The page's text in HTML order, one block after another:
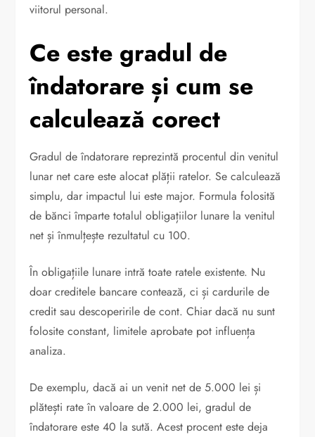
viitorul personal.
Ce este gradul de
îndatorare și cum se
calculează corect
Gradul de îndatorare reprezintă procentul din venitul
lunar net care este alocat plății ratelor. Se calculează
simplu, dar impactul lui este major. Formula folosită
de bănci împarte totalul obligațiilor lunare la venitul
net și înmulțește rezultatul cu 100.
În obligațiile lunare intră toate ratele existente. Nu
doar creditele bancare contează, ci și cardurile de
credit sau descoperirile de cont. Chiar dacă nu sunt
folosite constant, limitele aprobate pot influența
analiza.
De exemplu, dacă ai un venit net de 5.000 lei și
plătești rate în valoare de 2.000 lei, gradul de
îndatorare este 40 la sută. Acest procent este deja